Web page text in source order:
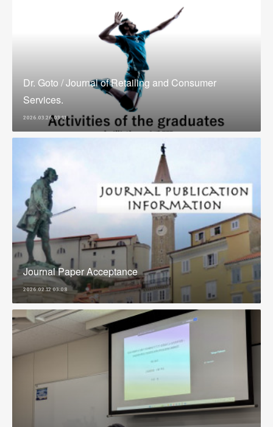
Dr. Goto / Journal of Retailing and Consumer
Services.
2026.03.26 03:11
Journal Paper Acceptance
2026.02.12 03:08